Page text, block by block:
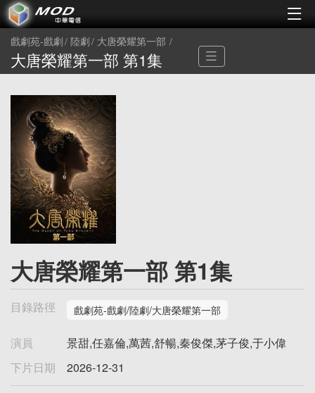
戲劇苑-戲劇 陸劇 大唐榮耀第一部
大唐榮耀第一部 第1集
大唐榮耀第一部 第1集
目錄路徑 戲劇苑-戲劇/陸劇/大唐榮耀第一部
演員
景甜,任嘉倫,萬茜,舒暢,秦俊傑,茅子俊,于小偉
下片日期
2026-12-31